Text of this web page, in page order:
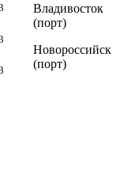
Владивосток
(порт)
Новороссийск
(порт)